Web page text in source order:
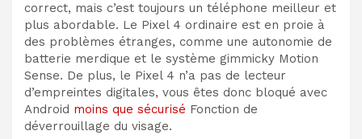
correct, mais c’est toujours un téléphone meilleur et
plus abordable. Le Pixel 4 ordinaire est en proie à
des problèmes étranges, comme une autonomie de
batterie merdique et le système gimmicky Motion
Sense. De plus, le Pixel 4 n’a pas de lecteur
d’empreintes digitales, vous êtes donc bloqué avec
Android moins que sécurisé Fonction de
déverrouillage du visage.